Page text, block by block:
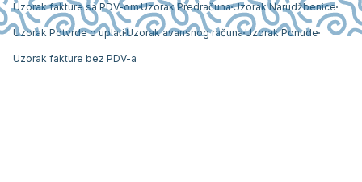
Uzorak fakture sa PDV-omUzorak PredračunaUzorak Narudžbenice
Uzorak Potvrde o uplati Uzorak avansnog računaUzorak Ponude
Uzorak fakture bez PDV-a